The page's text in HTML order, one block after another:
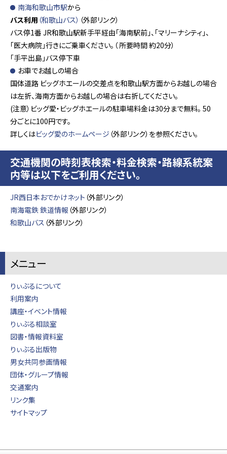
南海和歌山市駅から
バス利用 （和歌山バス） （外部リンク）
バス停1番 JR和歌山駅新手平経由「海南駅前」、「マリーナシティ」、
「医大病院」行きにご乗車ください。（ 所要時間 約20分）
「手平出島」バス停下車
お車でお越しの場合
国体道路 ビッグホエールの交差点を和歌山駅方面からお越しの場合
は左折、海南方面からお越しの場合は右折してください。
(注意）ビッグ愛・ビッグホエールの駐車場料金は30分まで無料。 50
分ごとに100円です。
詳しくはビッグ愛のホームページ （外部リンク）を参照ください。
交通機関の時刻表検索・料金検索・路線系統案
内等は以下をご利用ください。
JR西日本おでかけネット （外部リンク）
南海電鉄 鉄道情報 （外部リンク）
和歌山バス （外部リンク）
メニュー
りぃぶるについて
利用案内
講座・イベント情報
りぃぶる相談室
図書・情報資料室
りぃぶる出版物
男女共同参画情報
団体・グループ情報
交通案内
リンク集
サイトマップ